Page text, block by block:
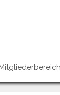
Mitgliederbereich